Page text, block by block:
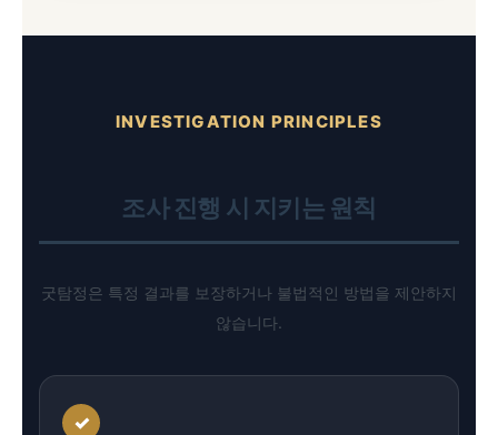
INVESTIGATION PRINCIPLES
조사 진행 시 지키는 원칙
굿탐정은 특정 결과를 보장하거나 불법적인 방법을 제안하지
않습니다.
✓